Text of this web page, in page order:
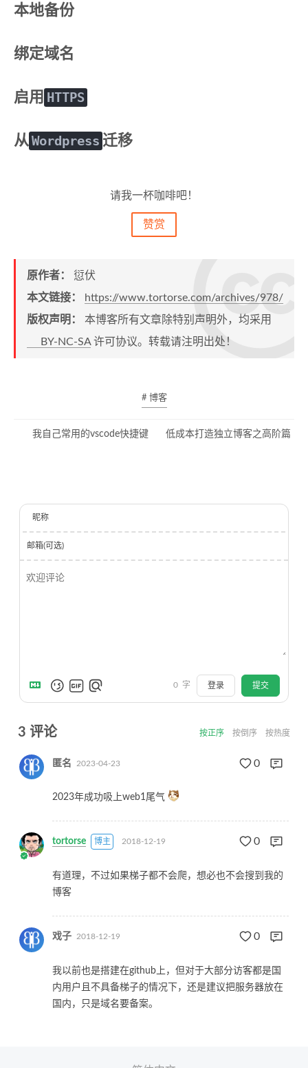
本地备份
绑定域名
启用 HTTPS
从 Wordpress 迁移
请我一杯咖啡吧！
赞赏
原作者： 愆伏
本文链接：
https://www.tortorse.com/archives/978/
版权声明： 本博客所有文章除特别声明外，均采用
BY-NC-SA许可协议。转载请注明出处！
# 博客
我自己常用的vscode快捷键 低成本打造独立博客之高阶篇
昵称
邮箱(可选)
0 字 登录 提交
3 评论 按正序 按倒序 按热度
匿名 2023-04-23 0
2023年成功吸上web1尾气
tortorse 博主 2018-12-19 0
有道理，不过如果梯子都不会爬，想必也不会搜到我的
博客
戏子 2018-12-19 0
我以前也是搭建在github上，但对于大部分访客都是国
内用户且不具备梯子的情况下，还是建议把服务器放在
国内，只是域名要备案。